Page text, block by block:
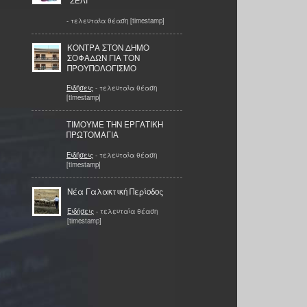
- τελευταία θέαση [timestamp]
ΚΟΝΤΡΑ ΣΤΟΝ ΔΗΜΟ
ΣΟΦΑΔΩΝ ΓΙΑ ΤΟΝ
ΠΡΟΥΠΟΛΟΓΙΣΜΟ
Ειδήσεις - τελευταία θέαση
[timestamp]
ΤΙΜΟΥΜΕ ΤΗΝ ΕΡΓΑΤΙΚΗ
ΠΡΩΤΟΜΑΓΙΑ
Ειδήσεις - τελευταία θέαση
[timestamp]
Νέα Γαλακτική Περίοδος
Ειδήσεις - τελευταία θέαση
[timestamp]